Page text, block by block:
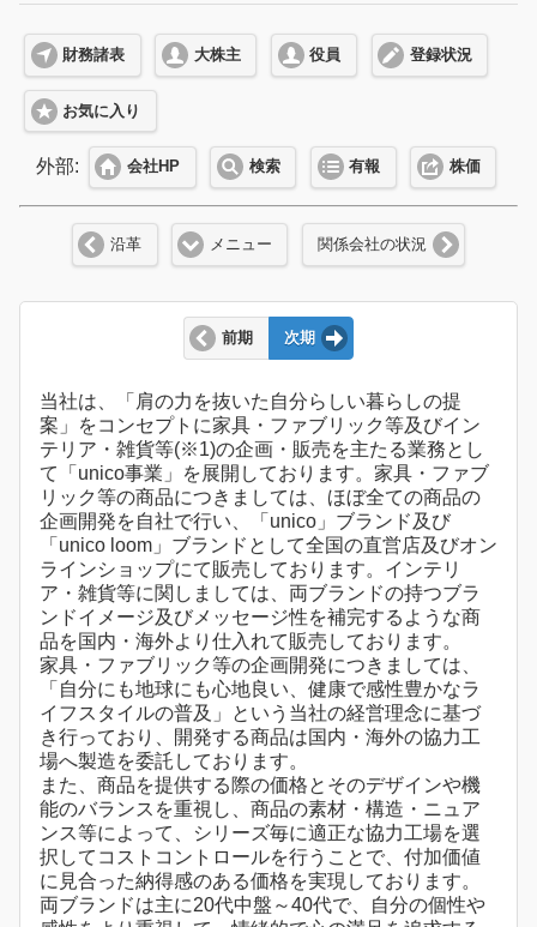
財務諸表 大株主 役員 登録状況
お気に入り
外部: 会社HP 検索 有報 株価
沿革 メニュー 関係会社の状況
前期 次期
当社は、「肩の力を抜いた自分らしい暮らしの提
案」をコンセプトに家具・ファブリック等及びイン
テリア・雑貨等(※1)の企画・販売を主たる業務とし
て「unico事業」を展開しております。家具・ファブ
リック等の商品につきましては、ほぼ全ての商品の
企画開発を自社で行い、「unico」ブランド及び
「unico loom」ブランドとして全国の直営店及びオン
ラインショップにて販売しております。インテリ
ア・雑貨等に関しましては、両ブランドの持つブラ
ンドイメージ及びメッセージ性を補完するような商
品を国内・海外より仕入れて販売しております。
家具・ファブリック等の企画開発につきましては、
「自分にも地球にも心地良い、健康で感性豊かなラ
イフスタイルの普及」という当社の経営理念に基づ
き行っており、開発する商品は国内・海外の協力工
場へ製造を委託しております。
また、商品を提供する際の価格とそのデザインや機
能のバランスを重視し、商品の素材・構造・ニュア
ンス等によって、シリーズ毎に適正な協力工場を選
択してコストコントロールを行うことで、付加価値
に見合った納得感のある価格を実現しております。
両ブランドは主に20代中盤～40代で、自分の個性や